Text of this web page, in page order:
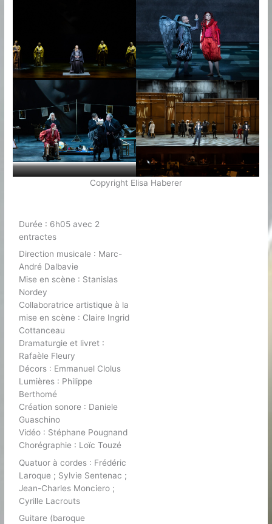
Copyright Elisa Haberer
Durée : 6h05 avec 2
entractes
Direction musicale : Marc-
André Dalbavie
Mise en scène : Stanislas
Nordey
Collaboratrice artistique à la
mise en scène : Claire Ingrid
Cottanceau
Dramaturgie et livret :
Rafaèle Fleury
Décors : Emmanuel Clolus
Lumières : Philippe
Berthomé
Création sonore : Daniele
Guaschino
Vidéo : Stéphane Pougnand
Chorégraphie : Loïc Touzé
Quatuor à cordes : Frédéric
Laroque ; Sylvie Sentenac ;
Jean-Charles Monciero ;
Cyrille Lacrouts
Guitare (baroque